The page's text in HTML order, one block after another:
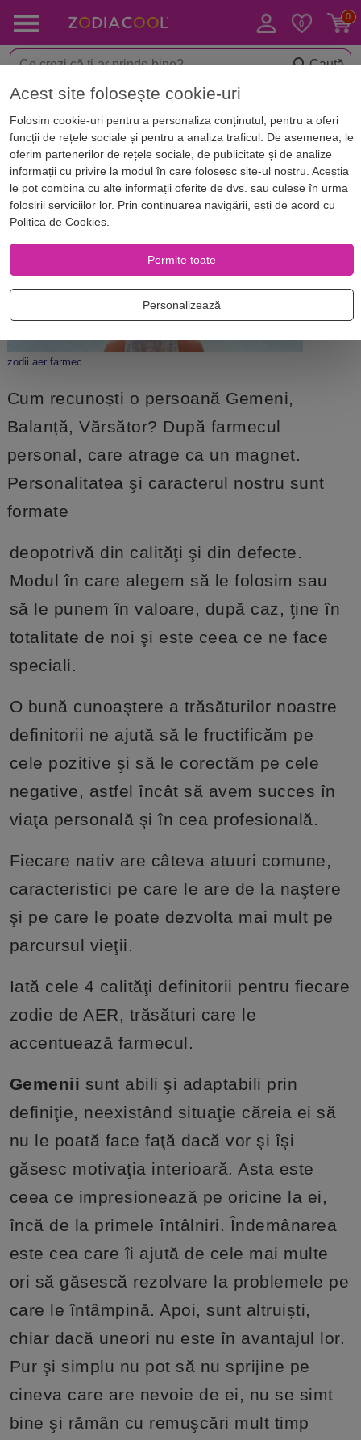
Caută
Acasă Blog Horoscop. Zodii
Care este farmecul personal al
zodiilor de AER?
zodii aer farmec
Cum recunoști o persoană Gemeni,
Balanță, Vărsător? După farmecul
personal, care atrage ca un magnet.
Personalitatea şi caracterul nostru sunt
formate
deopotrivă din calităţi şi din defecte.
Modul în care alegem să le folosim sau
să le punem în valoare, după caz, ţine în
totalitate de noi şi este ceea ce ne face
speciali.
O bună cunoaştere a trăsăturilor noastre
definitorii ne ajută să le fructificăm pe
cele pozitive şi să le corectăm pe cele
negative, astfel încât să avem succes în
viaţa personală şi în cea profesională.
Fiecare nativ are câteva atuuri comune,
caracteristici pe care le are de la naştere
şi pe care le poate dezvolta mai mult pe
parcursul vieţii.
Iată cele 4 calităţi definitorii pentru fiecare
zodie de AER, trăsături care le
accentuează farmecul.
Gemenii sunt abili şi adaptabili prin
definiţie, neexistând situaţie căreia ei să
nu le poată face faţă dacă vor şi îşi
găsesc motivaţia interioară. Asta este
ceea ce impresionează pe oricine la ei,
încă de la primele întâlniri. Îndemânarea
este cea care îi ajută de cele mai multe
ori să găsescă rezolvare la problemele pe
care le întâmpină. Apoi, sunt altruiști,
chiar dacă uneori nu este în avantajul lor.
Pur şi simplu nu pot să nu sprijine pe
cineva care are nevoie de ei, nu se simt
bine şi rămân cu remuşcări mult timp
Acest site folosește cookie-uri
Folosim cookie-uri pentru a personaliza conținutul, pentru a oferi
funcții de rețele sociale și pentru a analiza traficul. De asemenea, le
oferim partenerilor de rețele sociale, de publicitate și de analize
informații cu privire la modul în care folosesc site-ul nostru. Aceștia
le pot combina cu alte informații oferite de dvs. sau culese în urma
folosirii serviciilor lor. Prin continuarea navigării, ești de acord cu
Politica de Cookies.
Permite toate
Personalizează